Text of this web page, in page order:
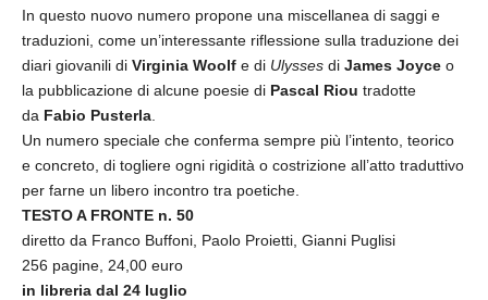
In questo nuovo numero propone una miscellanea di saggi e
traduzioni, come un’interessante riflessione sulla traduzione dei
diari giovanili di Virginia Woolf e di Ulysses di James Joyce o
la pubblicazione di alcune poesie di Pascal Riou tradotte
da Fabio Pusterla
Un numero speciale che conferma sempre più l’intento, teorico
e concreto, di togliere ogni rigidità o costrizione all’atto traduttivo
per farne un libero incontro tra poetiche.
TESTO A FRONTE n. 50
diretto da Franco Buffoni, Paolo Proietti, Gianni Puglisi
256 pagine, 24,00 euro
in libreria dal 24 luglio